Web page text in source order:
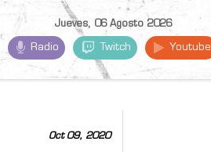
Jueves, 06 Agosto 2026
Radio Twitch Youtube
Oct 09, 2020